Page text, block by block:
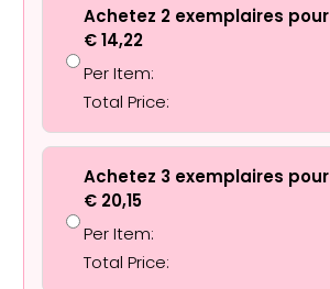
Achetez 2 exemplaires pour
€14,22
Per Item:
Total Price:
Achetez 3 exemplaires pour
€ 20,15
Per Item:
Total Price: